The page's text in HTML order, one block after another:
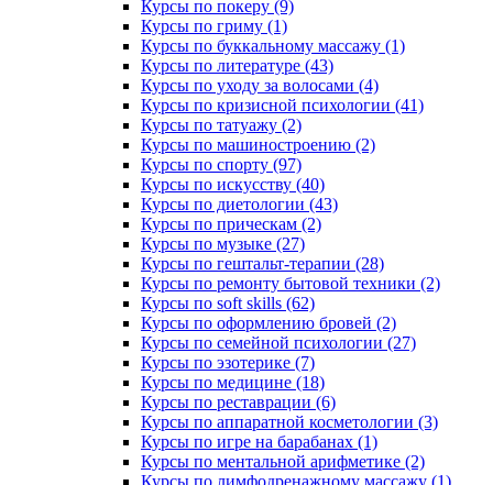
Курсы по покеру (9)
Курсы по гриму (1)
Курсы по буккальному массажу (1)
Курсы по литературе (43)
Курсы по уходу за волосами (4)
Курсы по кризисной психологии (41)
Курсы по татуажу (2)
Курсы по машиностроению (2)
Курсы по спорту (97)
Курсы по искусству (40)
Курсы по диетологии (43)
Курсы по прическам (2)
Курсы по музыке (27)
Курсы по гештальт-терапии (28)
Курсы по ремонту бытовой техники (2)
Курсы по soft skills (62)
Курсы по оформлению бровей (2)
Курсы по семейной психологии (27)
Курсы по эзотерике (7)
Курсы по медицине (18)
Курсы по реставрации (6)
Курсы по аппаратной косметологии (3)
Курсы по игре на барабанах (1)
Курсы по ментальной арифметике (2)